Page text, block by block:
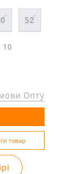
52
10
Опту